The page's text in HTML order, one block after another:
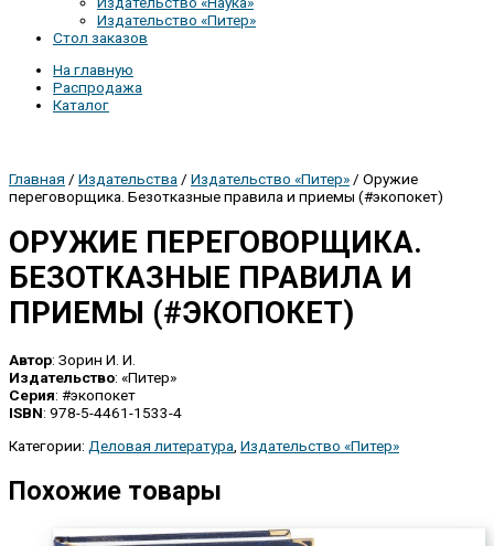
Издательство «Питер»
Стол заказов
На главную
Распродажа
Каталог
Главная / Издательства / Издательство «Питер» / Оружие
переговорщика. Безотказные правила и приемы (#экопокет)
ОРУЖИЕ ПЕРЕГОВОРЩИКА.
БЕЗОТКАЗНЫЕ ПРАВИЛА И
ПРИЕМЫ (#ЭКОПОКЕТ)
Автор: Зорин И. И.
Издательство: «Питер»
Серия: #экопокет
ISBN: 978-5-4461-1533-4
Категории: Деловая литература Издательство «Питер»
Похожие товары